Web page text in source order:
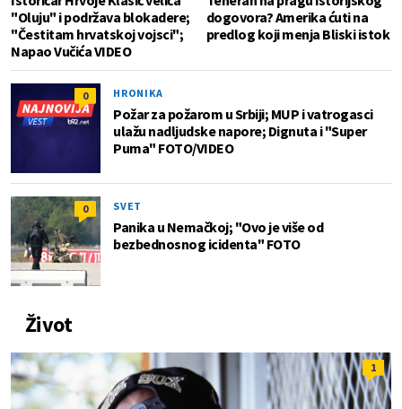
"Oluju" i podržava blokadere;
"Čestitam hrvatskoj vojsci";
Napao Vučića VIDEO
dogovora? Amerika ćuti na
predlog koji menja Bliski istok
0 HRONIKA
Požar za požarom u Srbiji; MUP i vatrogasci
ulažu nadljudske napore; Dignuta i "Super
Puma" FOTO/VIDEO
0 SVET
Panika u Nemačkoj; "Ovo je više od
bezbednosnog icidenta" FOTO
Život
1